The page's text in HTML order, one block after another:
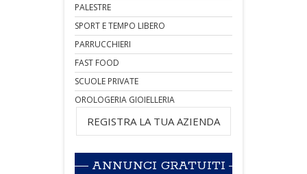
PALESTRE
SPORT E TEMPO LIBERO
PARRUCCHIERI
FAST FOOD
SCUOLE PRIVATE
OROLOGERIA GIOIELLERIA
REGISTRA LA TUA AZIENDA
ANNUNCI GRATUITI